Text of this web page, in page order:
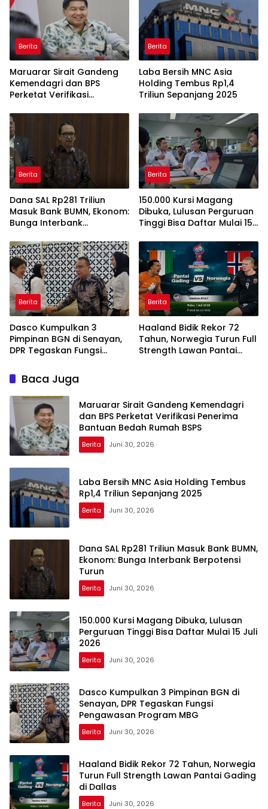
Berita
Maruarar Sirait Gandeng
Kemendagri dan BPS
Perketat Verifikasi
Rumah BSPS
Berita
Laba Bersih MNC Asia
Holding Tembus Rp1,4
Triliun Sepanjang 2025
Berita
Dana SAL Rp281 Triliun
Masuk Bank BUMN, Ekonom:
Bunga Interbank
Berita
150.000 Kursi Magang
Dibuka, Lulusan Perguruan
Tinggi Bisa Daftar Mulai 15
Berita
Dasco Kumpulkan 3
Pimpinan BGN di Senayan,
DPR Tegaskan Fungsi
Berita
Haaland Bidik Rekor 72
Tahun, Norwegia Turun Full
Strength Lawan Pantai
Baca Juga
Maruarar Sirait Gandeng Kemendagri
dan BPS Perketat Verifikasi Penerima
Bantuan Bedah Rumah BSPS
Berita Juni 30, 2026
Laba Bersih MNC Asia Holding Tembus
Rp1,4 Triliun Sepanjang 2025
Berita Juni 30, 2026
Dana SAL Rp281 Triliun Masuk Bank BUMN,
Ekonom: Bunga Interbank Berpotensi
Turun
Berita Juni 30, 2026
150.000 Kursi Magang Dibuka, Lulusan
Perguruan Tinggi Bisa Daftar Mulai 15 Juli
2026
Berita Juni 30, 2026
Dasco Kumpulkan 3 Pimpinan BGN di
Senayan, DPR Tegaskan Fungsi
Pengawasan Program MBG
Berita Juni 30, 2026
Haaland Bidik Rekor 72 Tahun, Norwegia
Turun Full Strength Lawan Pantai Gading
di Dallas
Berita Juni 30, 2026